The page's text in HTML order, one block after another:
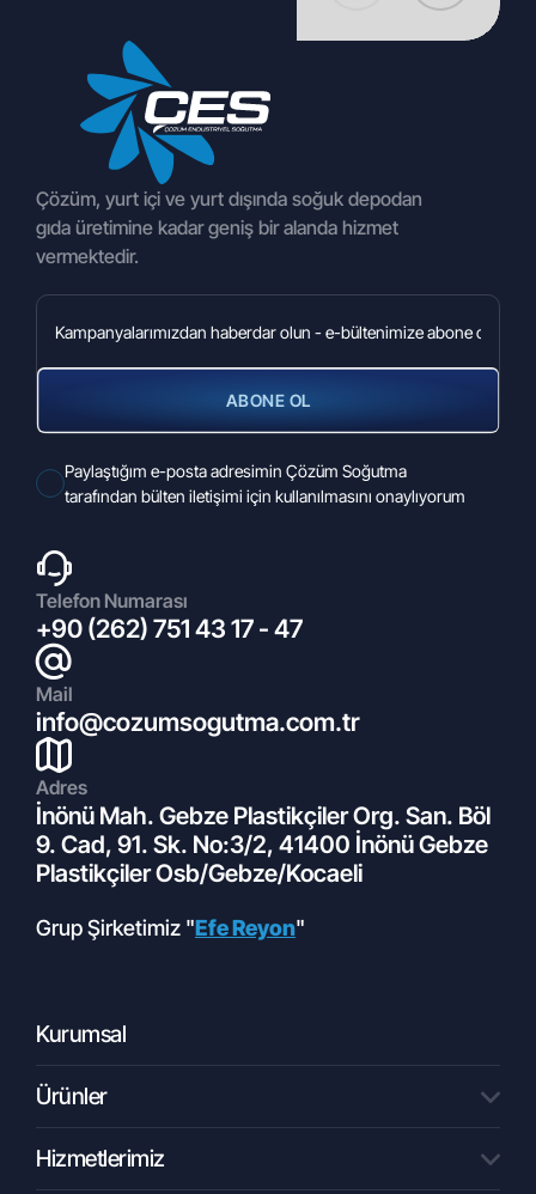
10.03.2026
İstanbul / Aliva 34 - Bağcılar- FİLE Mağazası
27.02.2026
2026 Euroshop Fuarı
11.05.2022
İklimlendirme Nedir?
01.10.2022
Çözüm, yurt içi ve yurt dışında soğuk depodan
gıda üretimine kadar geniş bir alanda hizmet
vermektedir.
ABONE OL
Paylaştığım e-posta adresimin Çözüm Soğutma
tarafından bülten iletişimi için kullanılmasını onaylıyorum
Telefon Numarası
+90 (262) 751 43 17 - 47
Mail
info@cozumsogutma.com.tr
Adres
İnönü Mah. Gebze Plastikçiler Org. San. Böl
9. Cad, 91. Sk. No:3/2, 41400 İnönü Gebze
Plastikçiler Osb/Gebze/Kocaeli
Grup Şirketimiz "Efe Reyon"
Kurumsal
Ürünler
Tüm Ürünler
Kondenser Ünitesi
Hizmetlerimiz